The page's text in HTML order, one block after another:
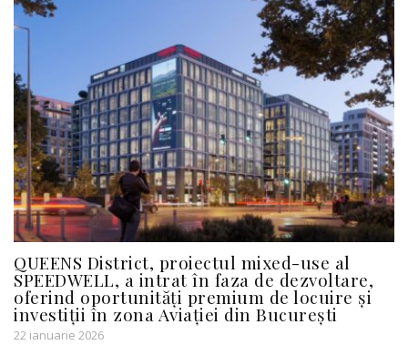
QUEENS District, proiectul mixed-use al
SPEEDWELL, a intrat în faza de dezvoltare,
oferind oportunități premium de locuire și
investiții în zona Aviației din București
22 ianuarie 2026